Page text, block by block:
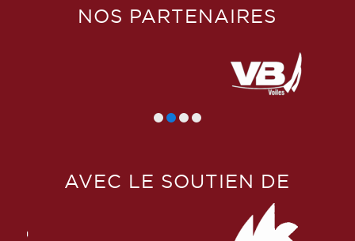
NOS PARTENAIRES
AVEC LE SOUTIEN DE